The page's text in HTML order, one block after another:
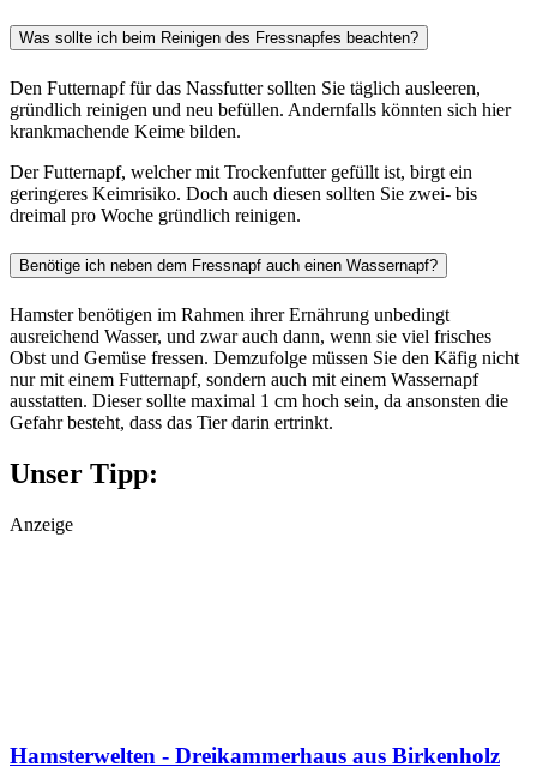
Was sollte ich beim Reinigen des Fressnapfes beachten?
Den Futternapf für das Nassfutter sollten Sie täglich ausleeren,
gründlich reinigen und neu befüllen. Andernfalls könnten sich hier
krankmachende Keime bilden.
Der Futternapf, welcher mit Trockenfutter gefüllt ist, birgt ein
geringeres Keimrisiko. Doch auch diesen sollten Sie zwei- bis
dreimal pro Woche gründlich reinigen.
Benötige ich neben dem Fressnapf auch einen Wassernapf?
Hamster benötigen im Rahmen ihrer Ernährung unbedingt
ausreichend Wasser, und zwar auch dann, wenn sie viel frisches
Obst und Gemüse fressen. Demzufolge müssen Sie den Käfig nicht
nur mit einem Futternapf, sondern auch mit einem Wassernapf
ausstatten. Dieser sollte maximal 1 cm hoch sein, da ansonsten die
Gefahr besteht, dass das Tier darin ertrinkt.
Unser Tipp:
Anzeige
Hamsterwelten - Dreikammerhaus aus Birkenholz